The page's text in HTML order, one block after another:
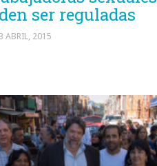
ser reguladas
ABRIL, 2015